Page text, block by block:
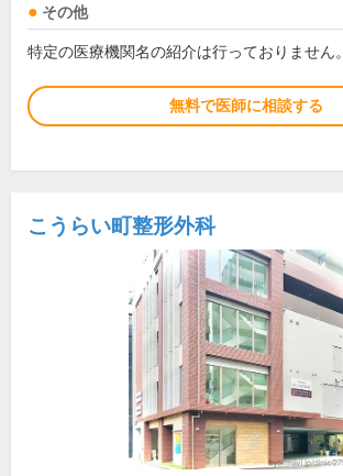
その他
特定の医療機関名の紹介は行っておりません。
無料で医師に相談する
こうらい町整形外科